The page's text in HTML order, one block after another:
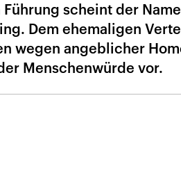
scheint der
Dem ehemaligen
wegen angeblicher
Menschenwürde vor.